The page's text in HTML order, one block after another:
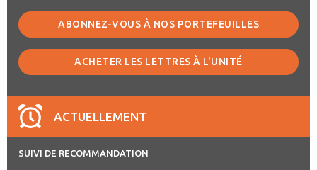
ABONNEZ-VOUS À NOS PORTEFEUILLES
ACHETER LES LETTRES À L'UNITÉ
ACTUELLEMENT
SUIVI DE RECOMMANDATION